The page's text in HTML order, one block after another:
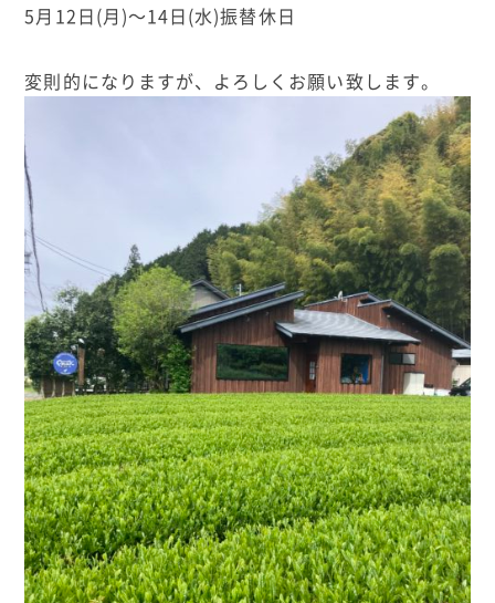
5月12日(月)〜14日(水)振替休日
変則的になりますが、よろしくお願い致します。